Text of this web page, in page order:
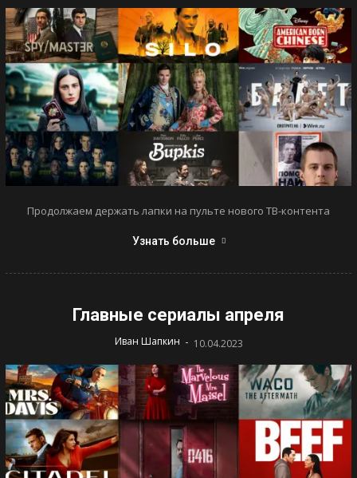
Продолжаем держать лапки на пульте нового ТВ-контента
Узнать больше
Главные сериалы апреля
Иван Шапкин - 10.04.2023